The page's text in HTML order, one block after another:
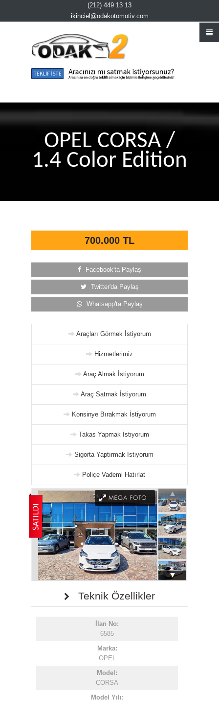
(212) 449 13 13
ikinciel@odakotomotiv.com
OPEL CORSA /
1.4 Color Edition
700.000 TL
Facebook'ta Paylaş
Twitter'da Paylaş
Whatsapp'ta Paylaş
Araçları Görmek İstiyorum
Hizmetlerimiz
Araç Almak İstiyorum
Araç Satmak İstiyorum
Konsinye Bırakmak İstiyorum
Takas Yapmak İstiyorum
Sigorta Yaptırmak İstiyorum
Poliçe Vademi Hatırlat
Teknik Özellikler
İlan No:
6585
Marka:
OPEL
Model:
CORSA
Model Yılı: